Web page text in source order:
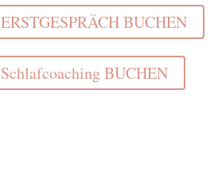
ERSTGESPRÄCH BUCHEN
Schlafcoaching BUCHEN